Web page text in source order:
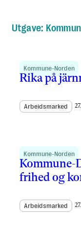
Utgave:
Kommune-Norden
Rika på
Arbeidsmarked
Kommune-Norden
Kommune-
frihed og
Arbeidsmarked